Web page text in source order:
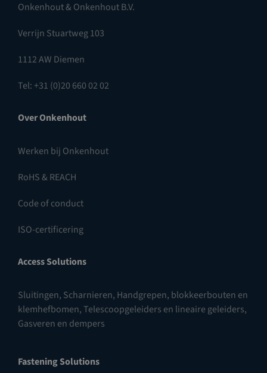
Onkenhout & Onkenhout B.V.
Verrijn Stuartweg 103
1112 AW Diemen
Tel: +31 (0)20 660 02 02
Over Onkenhout
Werken bij Onkenhout
RoHS & REACH
Code of conduct
ISO-certificering
Access Solutions
Sluitingen, Scharnieren, Handgrepen, blokkeerbouten en
klemhefbomen,Telescoopgeleiders en lineaire geleiders,
Gasveren en dempers
Fastening Solutions